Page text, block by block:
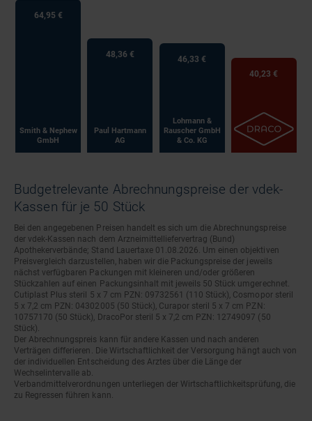
64,95 €
Smith & Nephew
GmbH
48,36 €
Paul Hartmann
AG
46,33 €
Lohmann &
Rauscher GmbH
& Co. KG
40,23 €
Budgetrelevante Abrechnungspreise der vdek-
Kassen für je 50 Stück
Bei den angegebenen Preisen handelt es sich um die Abrechnungspreise
der vdek-Kassen nach dem Arzneimittelliefervertrag (Bund)
Apothekerverbände; Stand Lauertaxe 01.08.2026. Um einen objektiven
Preisvergleich darzustellen, haben wir die Packungspreise der jeweils
nächst verfügbaren Packungen mit kleineren und/oder größeren
Stückzahlen auf einen Packungsinhalt mit jeweils 50 Stück umgerechnet.
Cutiplast Plus steril 5 x 7 cm PZN: 09732561 (110 Stück), Cosmopor steril
5 x 7,2 cm PZN: 04302005 (50 Stück), Curapor steril 5 x 7 cm PZN:
10757170 (50 Stück), DracoPor steril 5 x 7,2 cm PZN: 12749097 (50
Stück).
Der Abrechnungspreis kann für andere Kassen und nach anderen
Verträgen differieren. Die Wirtschaftlichkeit der Versorgung hängt auch von
der individuellen Entscheidung des Arztes über die Länge der
Wechselintervalle ab.
Verbandmittelverordnungen unterliegen der Wirtschaftlichkeitsprüfung, die
zu Regressen führen kann.